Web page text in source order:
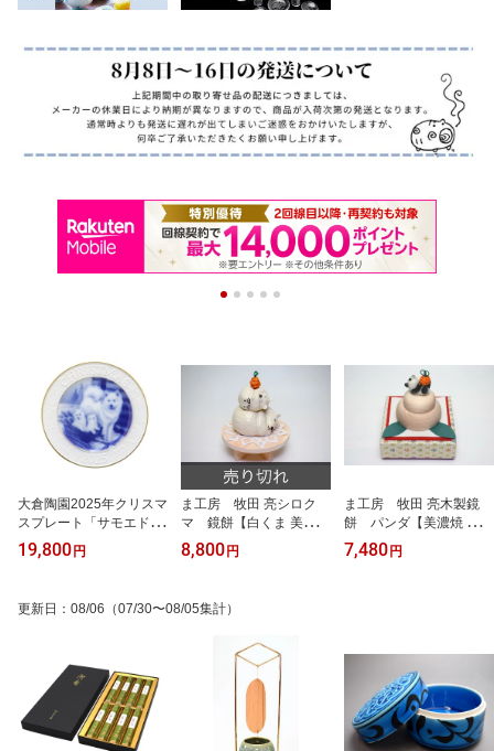
大倉陶園2025年クリスマ
スプレート「サモエドの
親子」【X'masプレート
飾り皿 贈り物 プレゼン
19,800 円
ま工房 牧田 亮シロク
マ 鏡餅【白くま 美濃焼
陶器 お正月飾り 鏡もち
置物 インテリア】
8,800 円
ま工房 牧田 亮木製鏡
餅 パンダ【美濃焼 お正
月飾り 鏡もち 置物 イン
テリア】
7,480 円
更新日 ： 08/06 （07/30〜08/05集計）